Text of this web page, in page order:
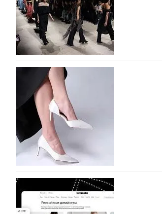
На участие в Московской
На участие в седьмой Московской
октября, уже подано 1047 заявок.
которых не были представлены в…
07.08.2026 752
BALLINA представит свои
Компания BALLINA Guangzhou